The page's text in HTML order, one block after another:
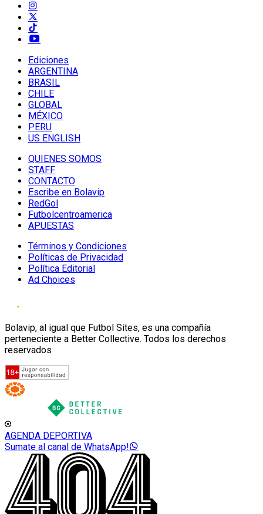
Ediciones
ARGENTINA
BRASIL
CHILE
GLOBAL
MÉXICO
PERU
US ENGLISH
QUIENES SOMOS
STAFF
CONTACTO
Escribe en Bolavip
RedGol
Futbolcentroamerica
APUESTAS
Términos y Condiciones
Políticas de Privacidad
Política Editorial
Ad Choices
Bolavip, al igual que Futbol Sites, es una compañía
perteneciente a Better Collective. Todos los derechos
reservados
AGENDA DEPORTIVA
Sumate al canal de WhatsApp!